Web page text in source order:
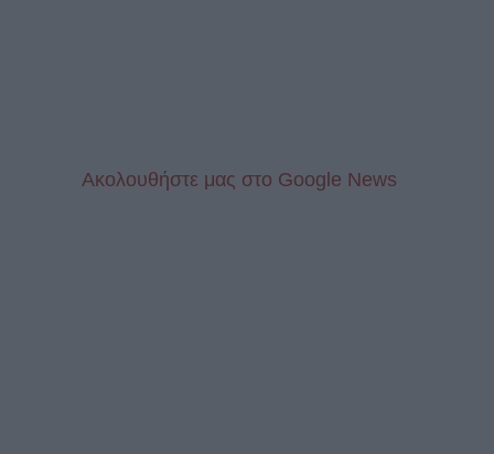
Aκολουθήστε μας στo Google News